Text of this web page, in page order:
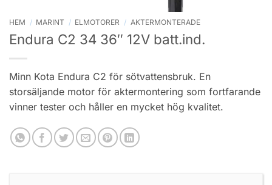
HEM / MARINT / ELMOTORER / AKTERMONTERADE
Endura C2 34 36″ 12V batt.ind.
Minn Kota Endura C2 för sötvattensbruk. En
storsäljande motor för aktermontering som fortfarande
vinner tester och håller en mycket hög kvalitet.